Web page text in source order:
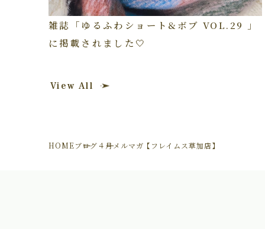
雑誌「ゆるふわショート&ボブ VOL.29 」
に掲載されました🤍
View All
HOMEブログ４月メルマガ【フレイムス草加店】